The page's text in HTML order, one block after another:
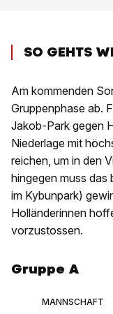
SO GEHTS
Am kommenden
Gruppenphase ab.
Jakob-Park gegen
Niederlage mit
reichen, um in den
hingegen muss das
im Kybunpark)
Holländerinnen
vorzustossen.
Gruppe A
MANNSCHAFT